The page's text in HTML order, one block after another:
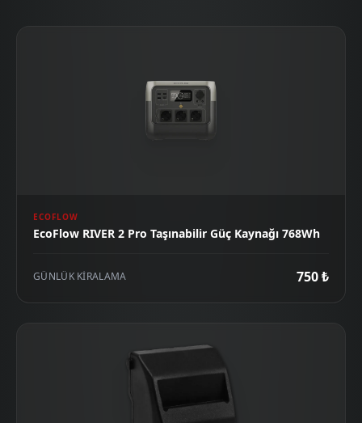
ECOFLOW
EcoFlow RIVER 2 Pro Taşınabilir Güç Kaynağı 768Wh
GÜNLÜK KIRALAMA 750 ₺